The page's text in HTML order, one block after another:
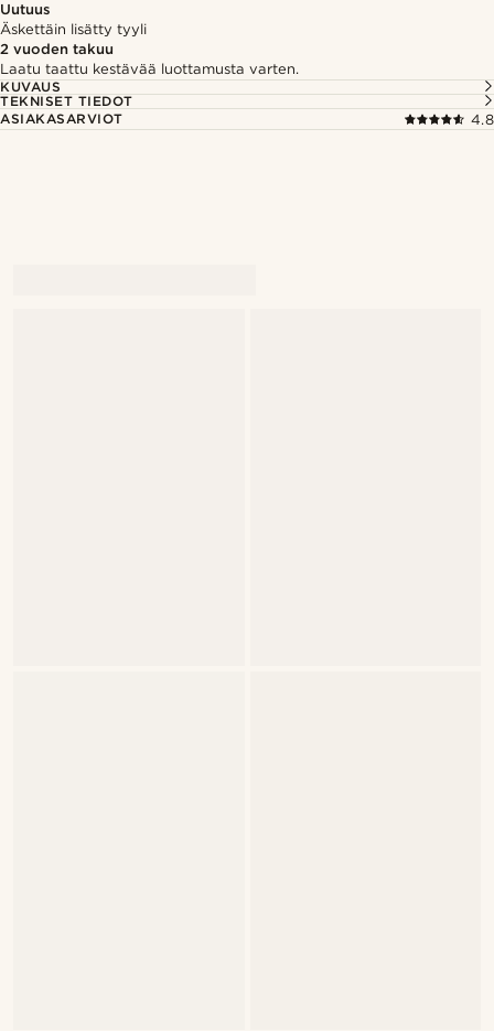
Uutuus
Äskettäin lisätty tyyli
2 vuoden takuu
Laatu taattu kestävää luottamusta varten.
KUVAUS
TEKNISET TIEDOT
ASIAKASARVIOT
4.8